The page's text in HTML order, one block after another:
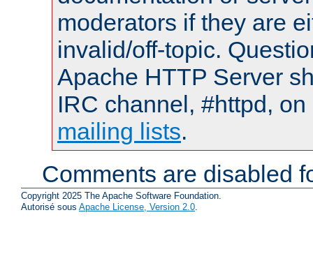
moderators if they are
invalid/off-topic.
Apache HTTP Server
IRC channel, #httpd,
mailing lists.
Comments are disabled
Copyright 2025 The Apache Software Foundation.
Autorisé sous Apache License, Version 2.0